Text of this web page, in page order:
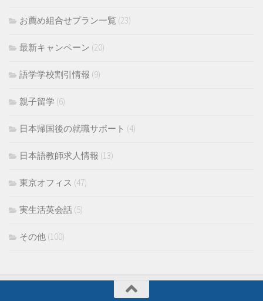
お薦め組合せプラン一覧 (23)
最新キャンペーン (20)
語学学校割引情報 (9)
親子留学 (6)
日本帰国後の就職サポート (4)
日本語教師求人情報 (13)
東京オフィス (47)
実生活英会話 (5)
その他 (100)